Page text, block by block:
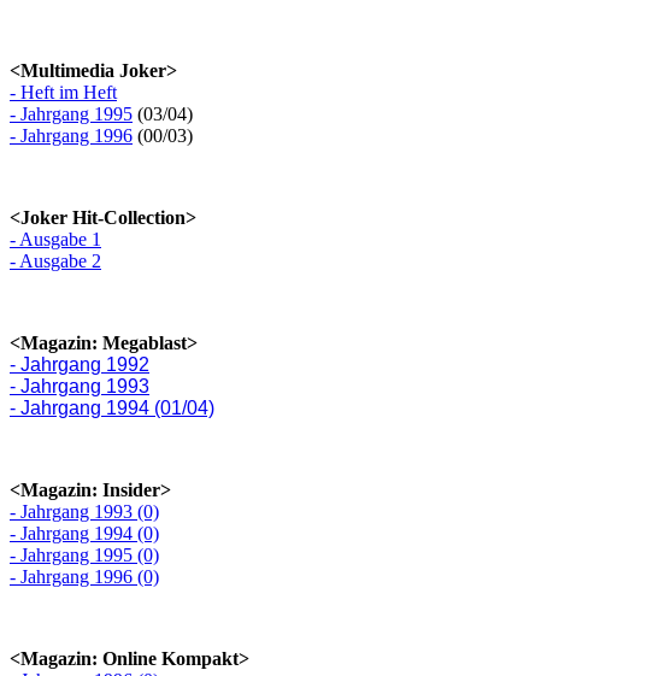
<Multimedia Joker>
- Heft im Heft
- Jahrgang 1995 (03/04)
- Jahrgang 1996 (00/03)
<Joker Hit-Collection>
- Ausgabe 1
- Ausgabe 2
<Magazin: Megablast>
- Jahrgang 1992
- Jahrgang 1993
- Jahrgang 1994 (01/04)
<Magazin: Insider>
- Jahrgang 1993 (0)
- Jahrgang 1994 (0)
- Jahrgang 1995 (0)
- Jahrgang 1996 (0)
<Magazin: Online Kompakt>